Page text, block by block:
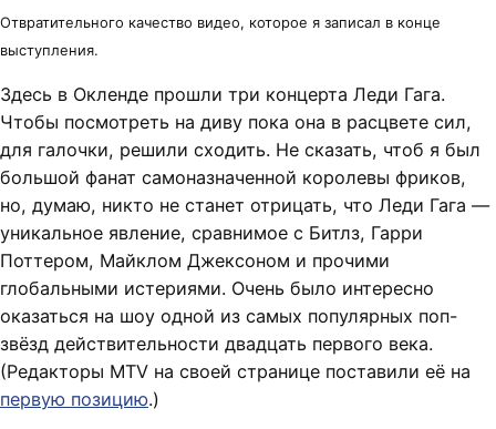
Отвратительного качество видео, которое я записал в конце
выступления.
Здесь в Окленде прошли три концерта Леди Гага.
Чтобы посмотреть на диву пока она в расцвете сил,
для галочки, решили сходить. Не сказать, чтоб я был
большой фанат самоназначенной королевы фриков,
но, думаю, никто не станет отрицать, что Леди Гага —
уникальное явление, сравнимое с Битлз, Гарри
Поттером, Майклом Джексоном и прочими
глобальными истериями. Очень было интересно
оказаться на шоу одной из самых популярных поп-
звёзд действительности двадцать первого века.
(Редакторы MTV на своей странице поставили её на
первую позицию.)